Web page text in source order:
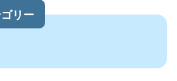
リー